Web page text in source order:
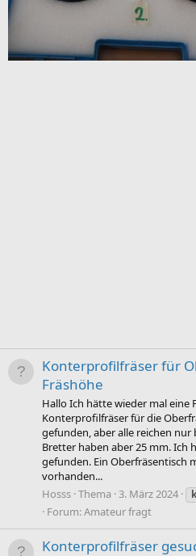
Konterprofilfräser für
Fräshöhe
Hallo Ich hätte wieder mal eine
Konterprofilfräser für die
gefunden, aber alle reichen nur
Bretter haben aber 25 mm. Ich
gefunden. Ein Oberfräsentisch
vorhanden...
Hosss Thema 3. März 2024
Forum:Amateur fragt
Konterprofilfräser